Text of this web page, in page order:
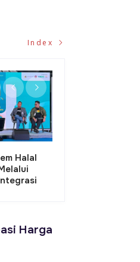
Index
PLN, Kurang dari 1
Kembali Normal di GI
Harga